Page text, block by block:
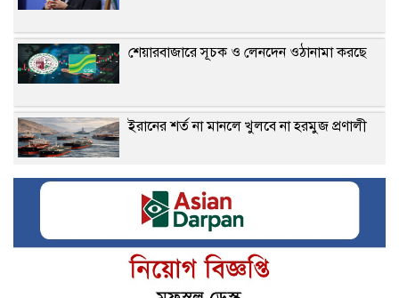
শেয়ারবাজারে সূচক ও লেনদেন ওঠানামা করছে
ইরানের শর্ত না মানলে খুলবে না হরমুজ প্রণালী
গভীর সমুদ্রবন্দর মাতারবাড়ি পরিদর্শনে প্রধানমন্ত্রী
জেনে নিন আপনার আজকের রাশিফল